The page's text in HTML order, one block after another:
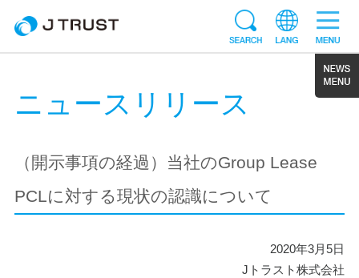
ニュースリリース
（開示事項の経過）当社のGroup Lease
PCLに対する現状の認識について
2020年3月5日
Jトラスト株式会社